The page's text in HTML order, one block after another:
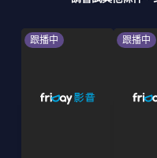
跟播中 跟播中